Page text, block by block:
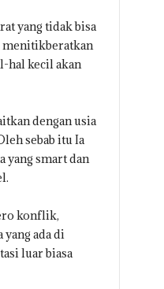
yang tidak bisa
menitikberatkan
hal kecil akan
dengan usia
sebab itu Ia
yang smart dan
konflik,
ada di
luar biasa